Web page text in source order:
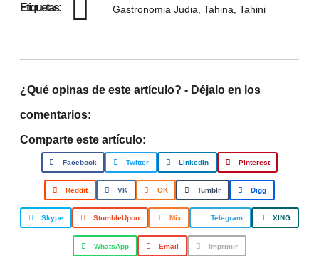
Etiquetas: Gastronomia Judia Tahina Tahini
¿Qué opinas de este artículo? - Déjalo en los
comentarios:
Comparte este artículo:
Facebook Twitter LinkedIn Pinterest
Reddit VK OK Tumblr Digg
Skype StumbleUpon Mix Telegram XING
WhatsApp Email Imprimir